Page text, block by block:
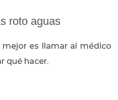
roto aguas
mejor es llamar al médico
qué hacer.